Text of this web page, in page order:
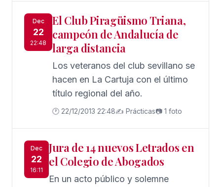
C.D.W. Navarra por 11-6.
Dec
22
22:48
El Club Piragüismo Triana,
campeón de Andalucía de
larga distancia
Los veteranos del club sevillano se
hacen en La Cartuja con el último
título regional del año.
🕐 22/12/2013 22:48✍️ Prácticas📷 1 foto
Dec
22
16:11
Jura de 14 nuevos Letrados en
el Colegio de Abogados
En un acto público y solemne